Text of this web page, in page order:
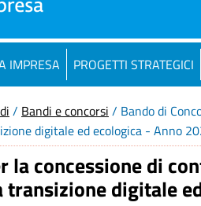
IMPRESA PROGETTI STRATEGICI
/ Bandi e concorsi / Bando di
digitale ed ecologica - Anno
la concessione di
transizione digitale